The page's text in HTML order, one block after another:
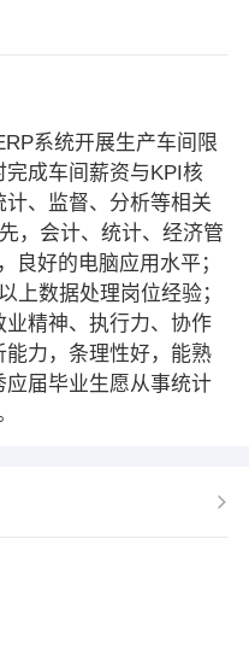
系统开展生产车间限
成车间薪资与KPI核
、监督、分析等相关
，会计、统计、经济管
良好的电脑应用水平；
上数据处理岗位经验；
精神、执行力、协作
力，条理性好，能熟
届毕业生愿从事统计